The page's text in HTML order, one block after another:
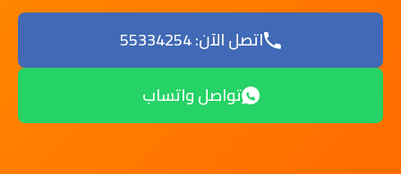
اتصل الآن: 55334254
تواصل واتساب